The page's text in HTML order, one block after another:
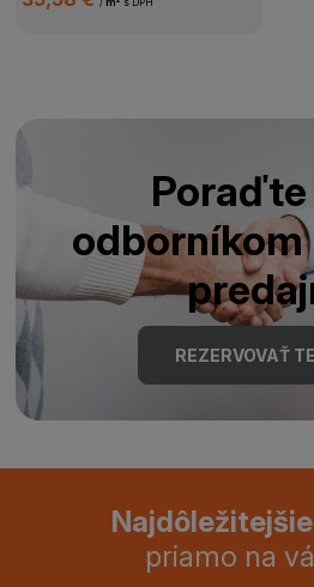
Poraďte
odborníkom
REZERVOVAŤ
priamo na